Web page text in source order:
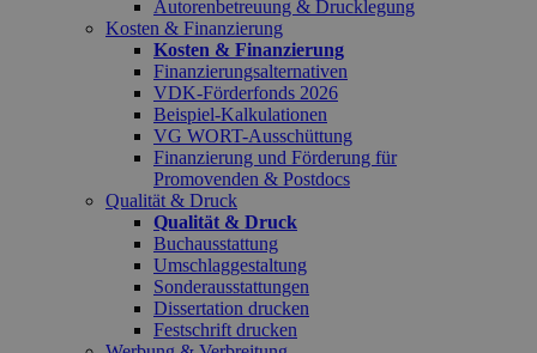
Autorenbetreuung & Drucklegung
Kosten & Finanzierung
Kosten & Finanzierung
Finanzierungsalternativen
VDK-Förderfonds 2026
Beispiel-Kalkulationen
VG WORT-Ausschüttung
Finanzierung und Förderung für
Promovenden & Postdocs
Qualität & Druck
Qualität & Druck
Buchausstattung
Umschlaggestaltung
Sonderausstattungen
Dissertation drucken
Festschrift drucken